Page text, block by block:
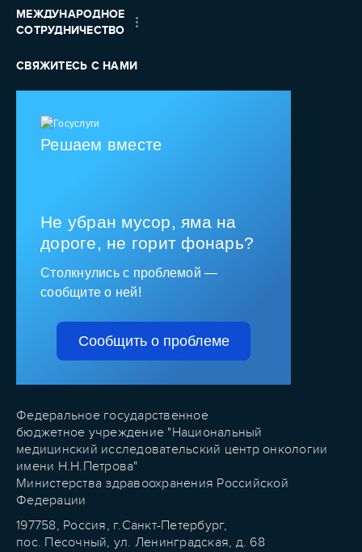
МЕЖДУНАРОДНОЕ
СОТРУДНИЧЕСТВО
СВЯЖИТЕСЬ С НАМИ
Решаем вместе
Не убран мусор, яма на
дороге, не горит фонарь?
Столкнулись с проблемой —
сообщите о ней!
Сообщить о проблеме
Федеральное государственное
бюджетное учреждение "Национальный
медицинский исследовательский центр онкологии
имени Н.Н.Петрова"
Министерства здравоохранения Российской
Федерации
197758, Россия, г.Санкт-Петербург,
пос. Песочный, ул. Ленинградская, д. 68